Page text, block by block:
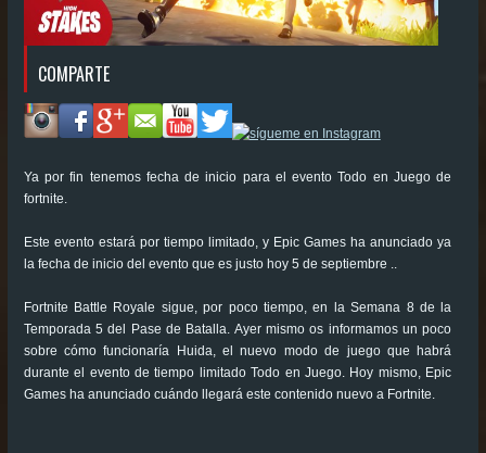
COMPARTE
Ya por fin tenemos fecha de inicio para el evento Todo en Juego de
fortnite.
Este evento estará por tiempo limitado, y Epic Games ha anunciado ya
la fecha de inicio del evento que es justo hoy 5 de septiembre ..
Fortnite Battle Royale sigue, por poco tiempo, en la Semana 8 de la
Temporada 5 del Pase de Batalla. Ayer mismo os informamos un poco
sobre cómo funcionaría Huida, el nuevo modo de juego que habrá
durante el evento de tiempo limitado Todo en Juego. Hoy mismo, Epic
Games ha anunciado cuándo llegará este contenido nuevo a Fortnite.